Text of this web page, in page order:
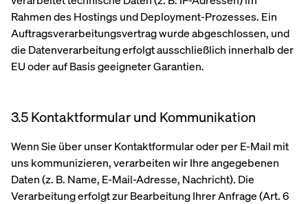
Rahmen des Hostings und Deployment-Prozesses. Ein
Auftragsverarbeitungsvertrag wurde abgeschlossen, und
die Datenverarbeitung erfolgt ausschließlich innerhalb der
EU oder auf Basis geeigneter Garantien.
3.5 Kontaktformular und Kommunikation
Wenn Sie über unser Kontaktformular oder per E-Mail mit
uns kommunizieren, verarbeiten wir Ihre angegebenen
Daten (z. B. Name, E-Mail-Adresse, Nachricht). Die
Verarbeitung erfolgt zur Bearbeitung Ihrer Anfrage (Art. 6